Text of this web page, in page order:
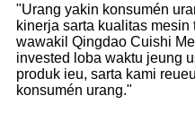
"Urang yakin konsumén
kinerja sarta kualitas
wawakil Qingdao Cuishi
invested loba waktu jeung
produk ieu, sarta kami
konsumén urang."